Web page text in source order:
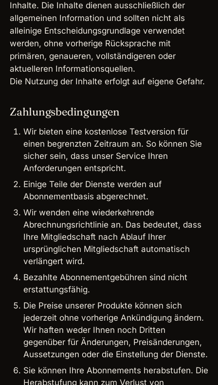
Inhalte. Die Inhalte dienen ausschließlich der
allgemeinen Information und sollten nicht als
alleinige Entscheidungsgrundlage verwendet
werden, ohne vorherige Rücksprache mit
primären, genaueren, vollständigeren oder
aktuelleren Informationsquellen.
Die Nutzung der Inhalte erfolgt auf eigene Gefahr.
Zahlungsbedingungen
Wir bieten eine kostenlose Testversion für
einen begrenzten Zeitraum an. So können Sie
sicher sein, dass unser Service Ihren
Anforderungen entspricht.
Einige Teile der Dienste werden auf
Abonnementbasis abgerechnet.
Wir wenden eine wiederkehrende
Abrechnungsrichtlinie an. Das bedeutet, dass
Ihre Mitgliedschaft nach Ablauf Ihrer
ursprünglichen Mitgliedschaft automatisch
verlängert wird.
Bezahlte Abonnementgebühren sind nicht
erstattungsfähig.
Die Preise unserer Produkte können sich
jederzeit ohne vorherige Ankündigung ändern.
Wir haften weder Ihnen noch Dritten
gegenüber für Änderungen, Preisänderungen,
Aussetzungen oder die Einstellung der Dienste.
Sie können Ihre Abonnements herabstufen. Die
Herabstufung kann zum Verlust von